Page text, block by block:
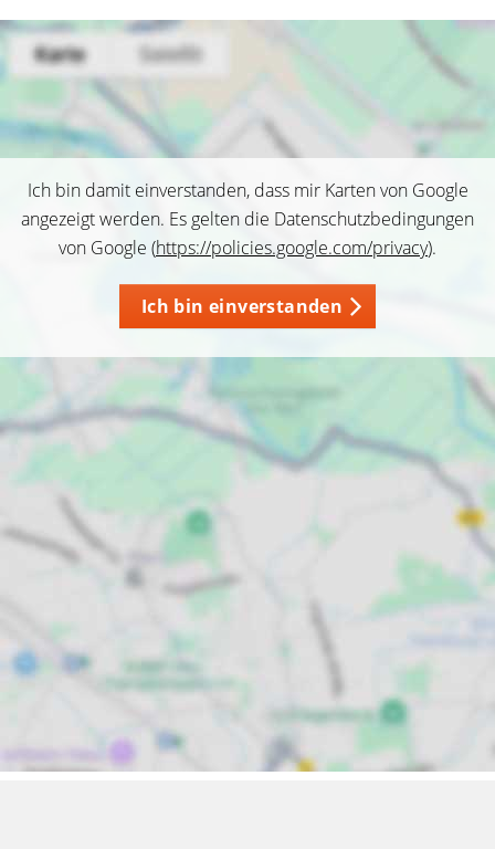
Ich bin damit einverstanden, dass mir Karten von Google
angezeigt werden. Es gelten die Datenschutzbedingungen
von Google (https://policies.google.com/privacy).
Ich bin einverstanden